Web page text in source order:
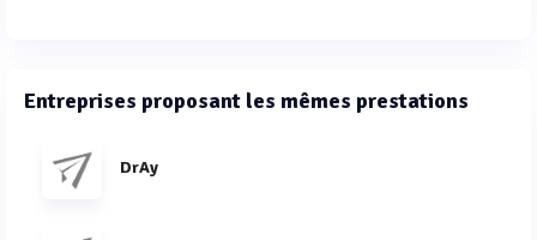
Entreprises proposant les mêmes prestations
DrAy